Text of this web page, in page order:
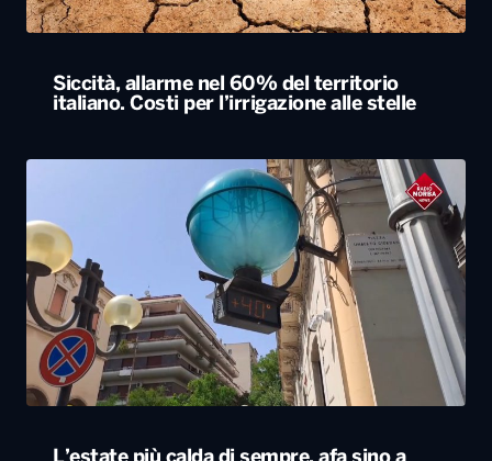
L’estate più calda di sempre, afa sino a
Ferragosto. A Napoli le temperature sfiorano
i 50 gradi